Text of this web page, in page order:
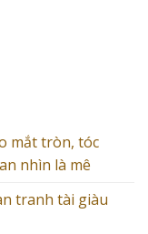
mắt tròn, tóc
nhìn là mê
tranh tài giàu